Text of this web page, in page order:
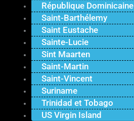
République Dominicaine
Saint-Barthélemy
Saint Eustache
Sainte-Lucie
Sint Maarten
Saint-Martin
Saint-Vincent
Suriname
Trinidad et Tobago
US Virgin Island